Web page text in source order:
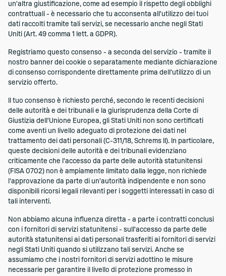
un'altra giustificazione, come ad esempio il rispetto degli obblighi
contrattuali - è necessario che tu acconsenta all'utilizzo dei tuoi
dati raccolti tramite tali servizi, se necessario anche negli Stati
Uniti (Art. 49 comma 1 lett. a GDPR).
Registriamo questo consenso - a seconda del servizio - tramite il
nostro banner dei cookie o separatamente mediante dichiarazione
di consenso corrispondente direttamente prima dell'utilizzo di un
servizio offerto.
Il tuo consenso è richiesto perché, secondo le recenti decisioni
delle autorità e dei tribunali e la giurisprudenza della Corte di
Giustizia dell'Unione Europea, gli Stati Uniti non sono certificati
come aventi un livello adeguato di protezione dei dati nel
trattamento dei dati personali (C-311/18, Schrems II). In particolare,
queste decisioni delle autorità e dei tribunali evidenziano
criticamente che l'accesso da parte delle autorità statunitensi
(FISA 0702) non è ampiamente limitato dalla legge, non richiede
l'approvazione da parte di un'autorità indipendente e non sono
disponibili ricorsi legali rilevanti per i soggetti interessati in caso di
tali interventi.
Non abbiamo alcuna influenza diretta - a parte i contratti conclusi
con i fornitori di servizi statunitensi - sull'accesso da parte delle
autorità statunitensi ai dati personali trasferiti ai fornitori di servizi
negli Stati Uniti quando si utilizzano tali servizi. Anche se
assumiamo che i nostri fornitori di servizi adottino le misure
necessarie per garantire il livello di protezione promesso in